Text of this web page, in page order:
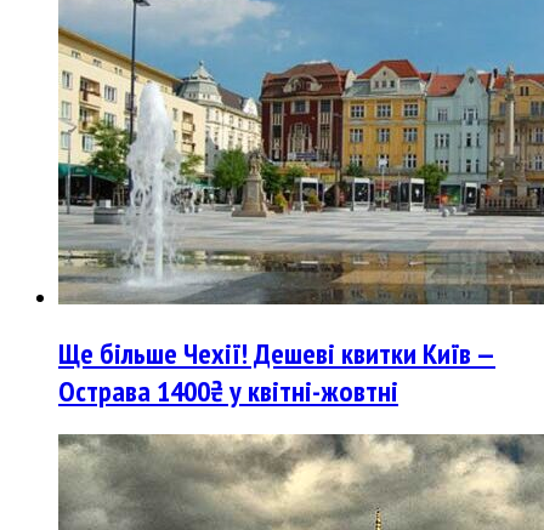
Ще більше Чехії! Дешеві квитки Київ —
Острава 1400₴ у квітні-жовтні